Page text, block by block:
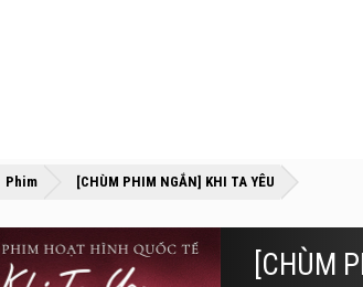
»
Phim »
[CHÙM PHIM NGẮN] KHI TA YÊU
[CHÙM